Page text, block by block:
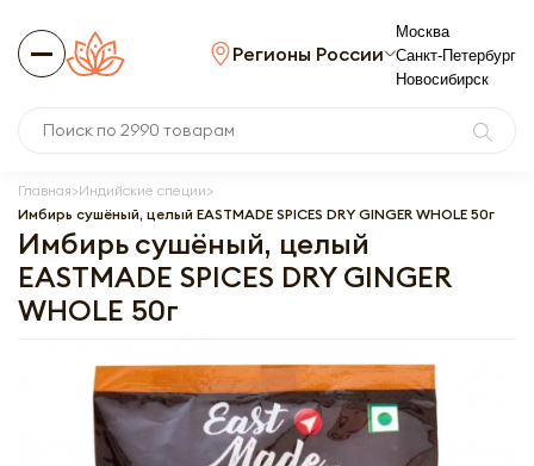
Регионы России
Москва
Санкт-Петербург
Новосибирск
Главная Индийские специи
Имбирь сушёный, целый EASTMADE SPICES DRY GINGER WHOLE 50г
Имбирь сушёный, целый
EASTMADE SPICES DRY GINGER
WHOLE 50г